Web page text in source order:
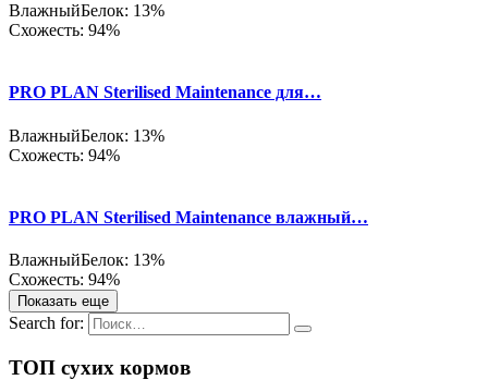
ВлажныйБелок: 13%
Схожесть: 94%
PRO PLAN Sterilised Maintenance для…
ВлажныйБелок: 13%
Схожесть: 94%
PRO PLAN Sterilised Maintenance влажный…
ВлажныйБелок: 13%
Схожесть: 94%
Показать еще
Search for:
ТОП сухих кормов